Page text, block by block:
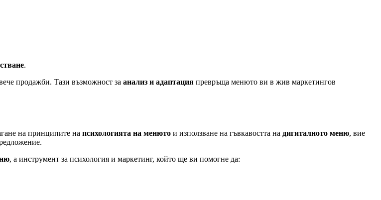
.
продажби. Тази възможност за анализ и адаптация превръща менюто ви в жив маркетингов
на принципите на психологията на менюто и използване на гъвкавостта на дигиталното меню, вие
, а инструмент за психология и маркетинг, който ще ви помогне да: